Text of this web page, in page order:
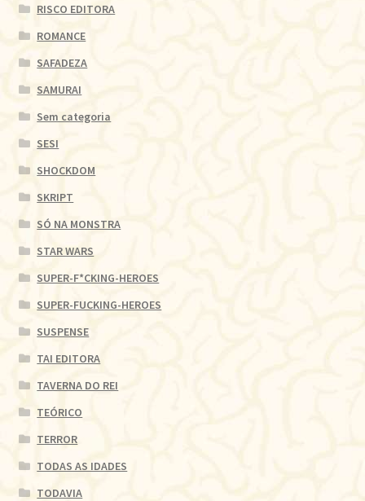
RISCO EDITORA
ROMANCE
SAFADEZA
SAMURAI
Sem categoria
SESI
SHOCKDOM
SKRIPT
SÓ NA MONSTRA
STAR WARS
SUPER-F*CKING-HEROES
SUPER-FUCKING-HEROES
SUSPENSE
TAI EDITORA
TAVERNA DO REI
TEÓRICO
TERROR
TODAS AS IDADES
TODAVIA